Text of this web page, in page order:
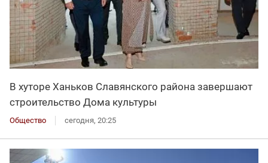
В хуторе Ханьков Славянского района завершают
строительство Дома культуры
Общество сегодня, 20:25